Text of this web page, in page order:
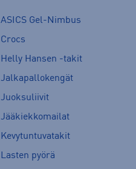
ASICS Gel-Nimbus
Crocs
Helly Hansen -takit
Jalkapallokengät
Juoksuliivit
Jääkiekkomailat
Kevytuntuvatakit
Lasten pyörä